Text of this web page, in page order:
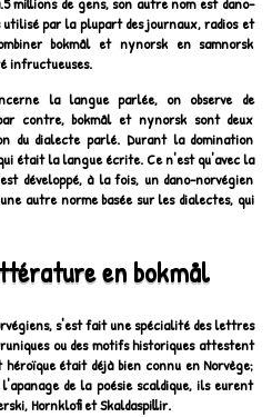
par la plupart des journaux, radios et
bokmål et nynorsk en samnorsk
infructueuses.
la langue parlée, on observe de
contre, bokmål et nynorsk sont deux
du dialecte parlé. Durant la domination
était la langue écrite. Ce n'est qu'avec la
développé, à la fois, un dano-norvégien
autre norme basée sur les dialectes, qui
en bokmål
s'est fait une spécialité des lettres
runiques ou des motifs historiques attestent
était déjà bien connu en Norvège;
de la poésie scaldique, ils eurent
Hornklofi et Skaldaspillir.